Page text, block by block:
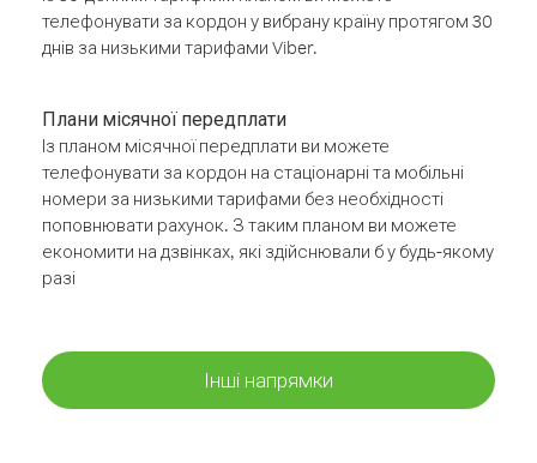
телефонувати за кордон у вибрану країну протягом 30
днів за низькими тарифами Viber.
Плани місячної передплати
Із планом місячної передплати ви можете
телефонувати за кордон на стаціонарні та мобільні
номери за низькими тарифами без необхідності
поповнювати рахунок. З таким планом ви можете
економити на дзвінках, які здійснювали б у будь-якому
разі
Інші напрямки